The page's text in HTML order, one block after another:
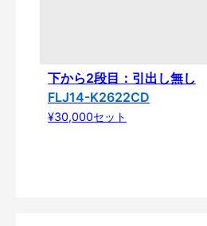
下から2段目：引出し無し
FLJ14-K2622CD
¥30,000セット